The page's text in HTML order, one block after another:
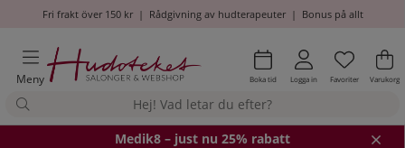
Fri frakt över 150 kr| Rådgivning av hudterapeuter| Bonus på allt
Meny Boka tid Logga in Antal i
.
Favoriter .
Varukorg
Medik8 – just nu 25% rabatt